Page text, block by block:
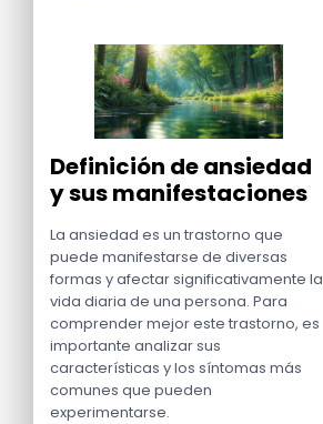
Definición de ansiedad
y sus manifestaciones
La ansiedad es un trastorno que
puede manifestarse de diversas
formas y afectar significativamente la
vida diaria de una persona. Para
comprender mejor este trastorno, es
importante analizar sus
características y los síntomas más
comunes que pueden
experimentarse.